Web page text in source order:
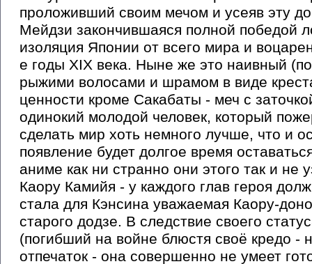
проложивший своим мечом и усеяв эту
Мейдзи закончившаяся полной победой
изоляция Японии от всего мира и
е годы XIX века. Ныне же это наивный
рыжими волосами и шрамом в виде
ценности кроме Сакабаты - меч с
одинокий молодой человек, который
сделать мир хоть немного лучше, что и
появление будет долгое время
аниме как ни странно они этого так и не
Каору Камийя - у каждого глав героя
стала для Кэнсина уважаемая Каору-
старого додзе. В следствие своего
(погибший на войне блюстя своё кредо -
отпечаток - она совершенно не умеет